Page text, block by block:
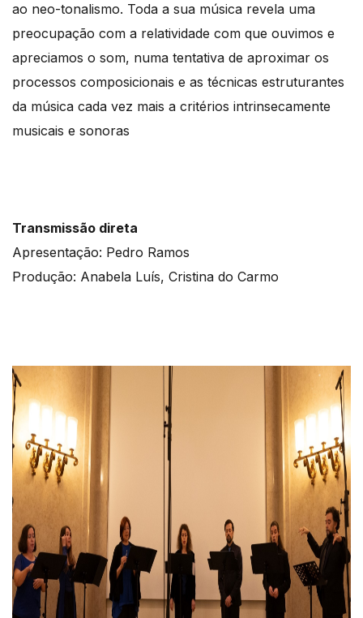
ao neo-tonalismo. Toda a sua música revela uma
preocupação com a relatividade com que ouvimos e
apreciamos o som, numa tentativa de aproximar os
processos composicionais e as técnicas estruturantes
da música cada vez mais a critérios intrinsecamente
musicais e sonoras
Transmissão direta
Apresentação: Pedro Ramos
Produção: Anabela Luís, Cristina do Carmo